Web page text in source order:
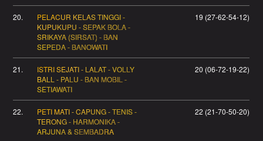
20.
PELACUR KELAS TINGGI -
KUPUKUPU - SEPAK BOLA -
SRIKAYA (SIRSAT) - BAN
SEPEDA - BANOWATI
19 (27-62-54-12)
21.
ISTRI SEJATI - LALAT - VOLLY
BALL - PALU - BAN MOBIL -
SETIAWATI
20 (06-72-19-22)
22.
PETI MATI - CAPUNG - TENIS -
TERONG - HARMONIKA -
ARJUNA & SEMBADRA
22 (21-70-50-20)